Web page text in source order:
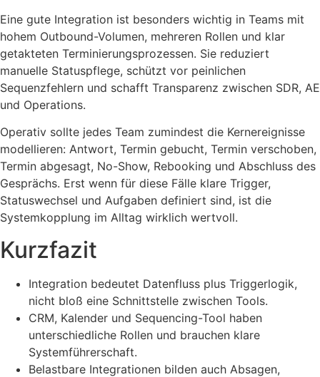
Eine gute Integration ist besonders wichtig in Teams mit
hohem Outbound-Volumen, mehreren Rollen und klar
getakteten Terminierungsprozessen. Sie reduziert
manuelle Statuspflege, schützt vor peinlichen
Sequenzfehlern und schafft Transparenz zwischen SDR, AE
und Operations.
Operativ sollte jedes Team zumindest die Kernereignisse
modellieren: Antwort, Termin gebucht, Termin verschoben,
Termin abgesagt, No-Show, Rebooking und Abschluss des
Gesprächs. Erst wenn für diese Fälle klare Trigger,
Statuswechsel und Aufgaben definiert sind, ist die
Systemkopplung im Alltag wirklich wertvoll.
Kurzfazit
Integration bedeutet Datenfluss plus Triggerlogik,
nicht bloß eine Schnittstelle zwischen Tools.
CRM, Kalender und Sequencing-Tool haben
unterschiedliche Rollen und brauchen klare
Systemführerschaft.
Belastbare Integrationen bilden auch Absagen,